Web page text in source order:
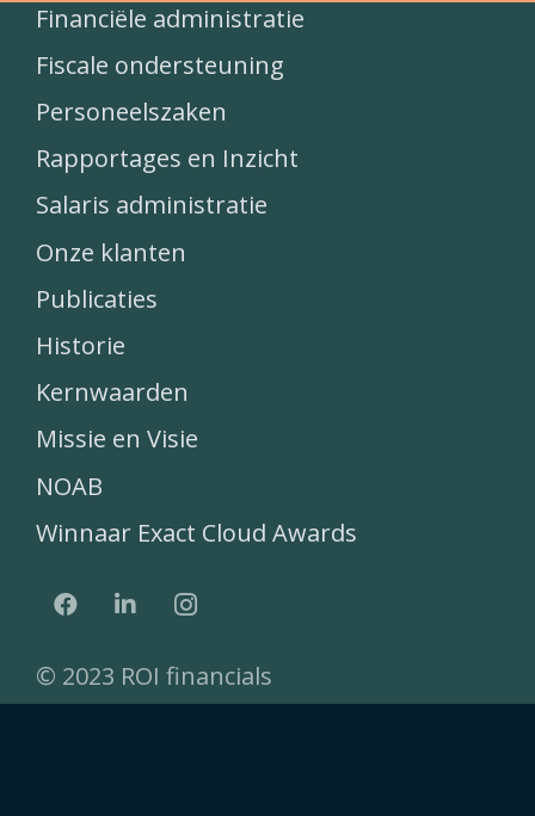
Financiële administratie
Fiscale ondersteuning
Personeelszaken
Rapportages en Inzicht
Salaris administratie
Onze klanten
Publicaties
Historie
Kernwaarden
Missie en Visie
NOAB
Winnaar Exact Cloud Awards
© 2023 ROI financials